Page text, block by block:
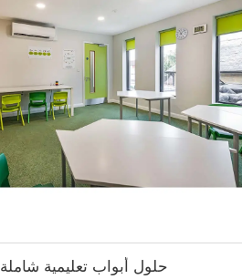
حلول أبواب تعليمية شاملة